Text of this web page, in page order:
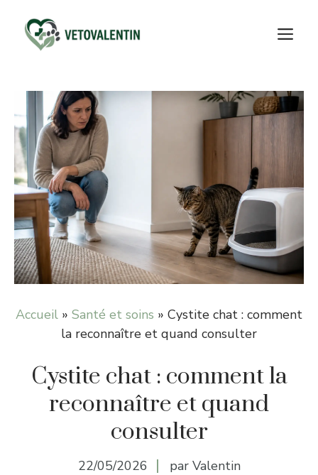
contenu
Accueil » Santé et soins » Cystite chat : comment
la reconnaître et quand consulter
Cystite chat : comment la
reconnaître et quand
consulter
22/05/2026 par Valentin